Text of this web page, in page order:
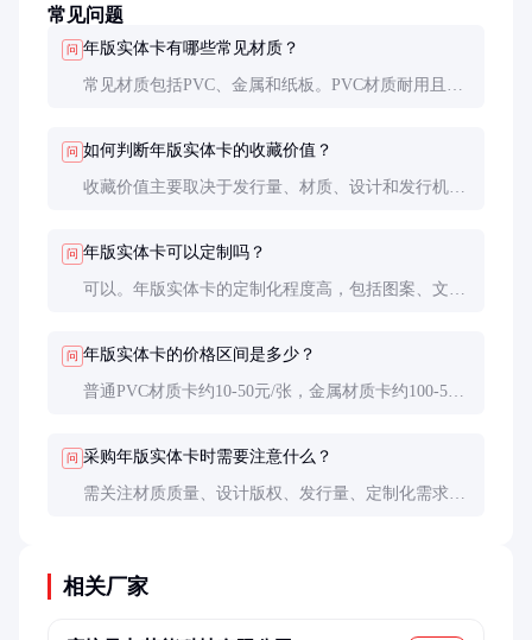
常见问题
问 年版实体卡有哪些常见材质？
常见材质包括PVC、金属和纸板。PVC材质耐用且成
问 如何判断年版实体卡的收藏价值？
收藏价值主要取决于发行量、材质、设计和发行机
问 年版实体卡可以定制吗？
可以。年版实体卡的定制化程度高，包括图案、文
问 年版实体卡的价格区间是多少？
普通PVC材质卡约10-50元/张，金属材质卡约100-500
问 采购年版实体卡时需要注意什么？
需关注材质质量、设计版权、发行量、定制化需求等
相关厂家